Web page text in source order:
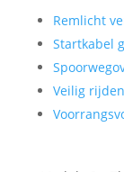
Remlicht
Startkabel
Veilig